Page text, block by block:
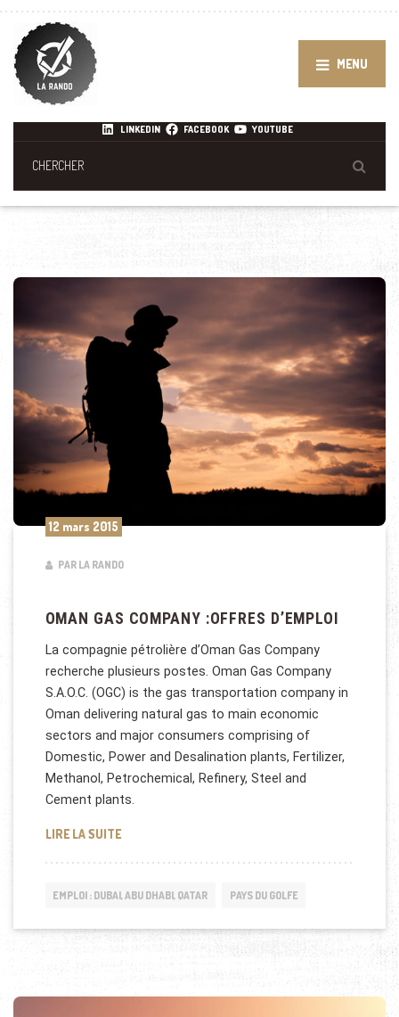
MENU
LINKEDIN FACEBOOK YOUTUBE
12 mars 2015
PAR LA RANDO
OMAN GAS COMPANY :OFFRES D’EMPLOI
La compagnie pétrolière d’Oman Gas Company
recherche plusieurs postes. Oman Gas Company
S.A.O.C. (OGC) is the gas transportation company in
Oman delivering natural gas to main economic
sectors and major consumers comprising of
Domestic, Power and Desalination plants, Fertilizer,
Methanol, Petrochemical, Refinery, Steel and
Cement plants.
LIRE LA SUITEOMAN GAS COMPANY :OFFRES D’EMPLOI
EMPLOI : DUBAI, ABU DHABI, QATAR PAYS DU GOLFE